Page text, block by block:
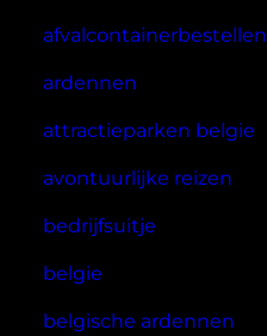
afvalcontainerbestellen
ardennen
attractieparken belgie
avontuurlijke reizen
bedrijfsuitje
belgie
belgische ardennen